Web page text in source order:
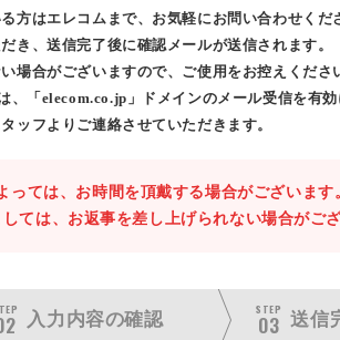
方はエレコムまで、お気軽にお問い合わせくだ
き、送信完了後に確認メールが送信されます。
場合がございますので、ご使用をお控えくださ
、「elecom.co.jp」ドメインのメール受信を有効
ッフよりご連絡させていただきます。
っては、お時間を頂戴する場合がございます
ては、お返事を差し上げられない場合がござ
入力内容の確認
STEP
03 送信